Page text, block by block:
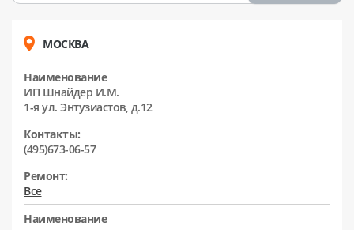
МОСКВА
Наименование
ИП Шнайдер И.М.
1-я ул. Энтузиастов, д.12
Контакты:
(495)673-06-57
Ремонт:
Все
Наименование